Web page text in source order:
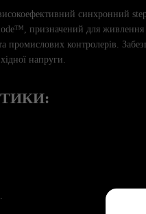
синхронний
призначений для
промислових контролерів.
напруги.